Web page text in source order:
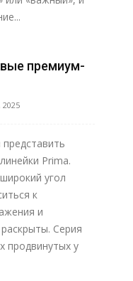
премиум-
Prima.
угол
к
и
Серия
продвинутых у